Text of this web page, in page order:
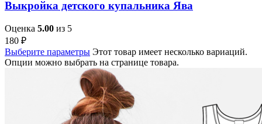
Выкройка детского купальника Ява
Оценка 5.00 из 5
180 ₽
Выберите параметры Этот товар имеет несколько вариаций.
Опции можно выбрать на странице товара.